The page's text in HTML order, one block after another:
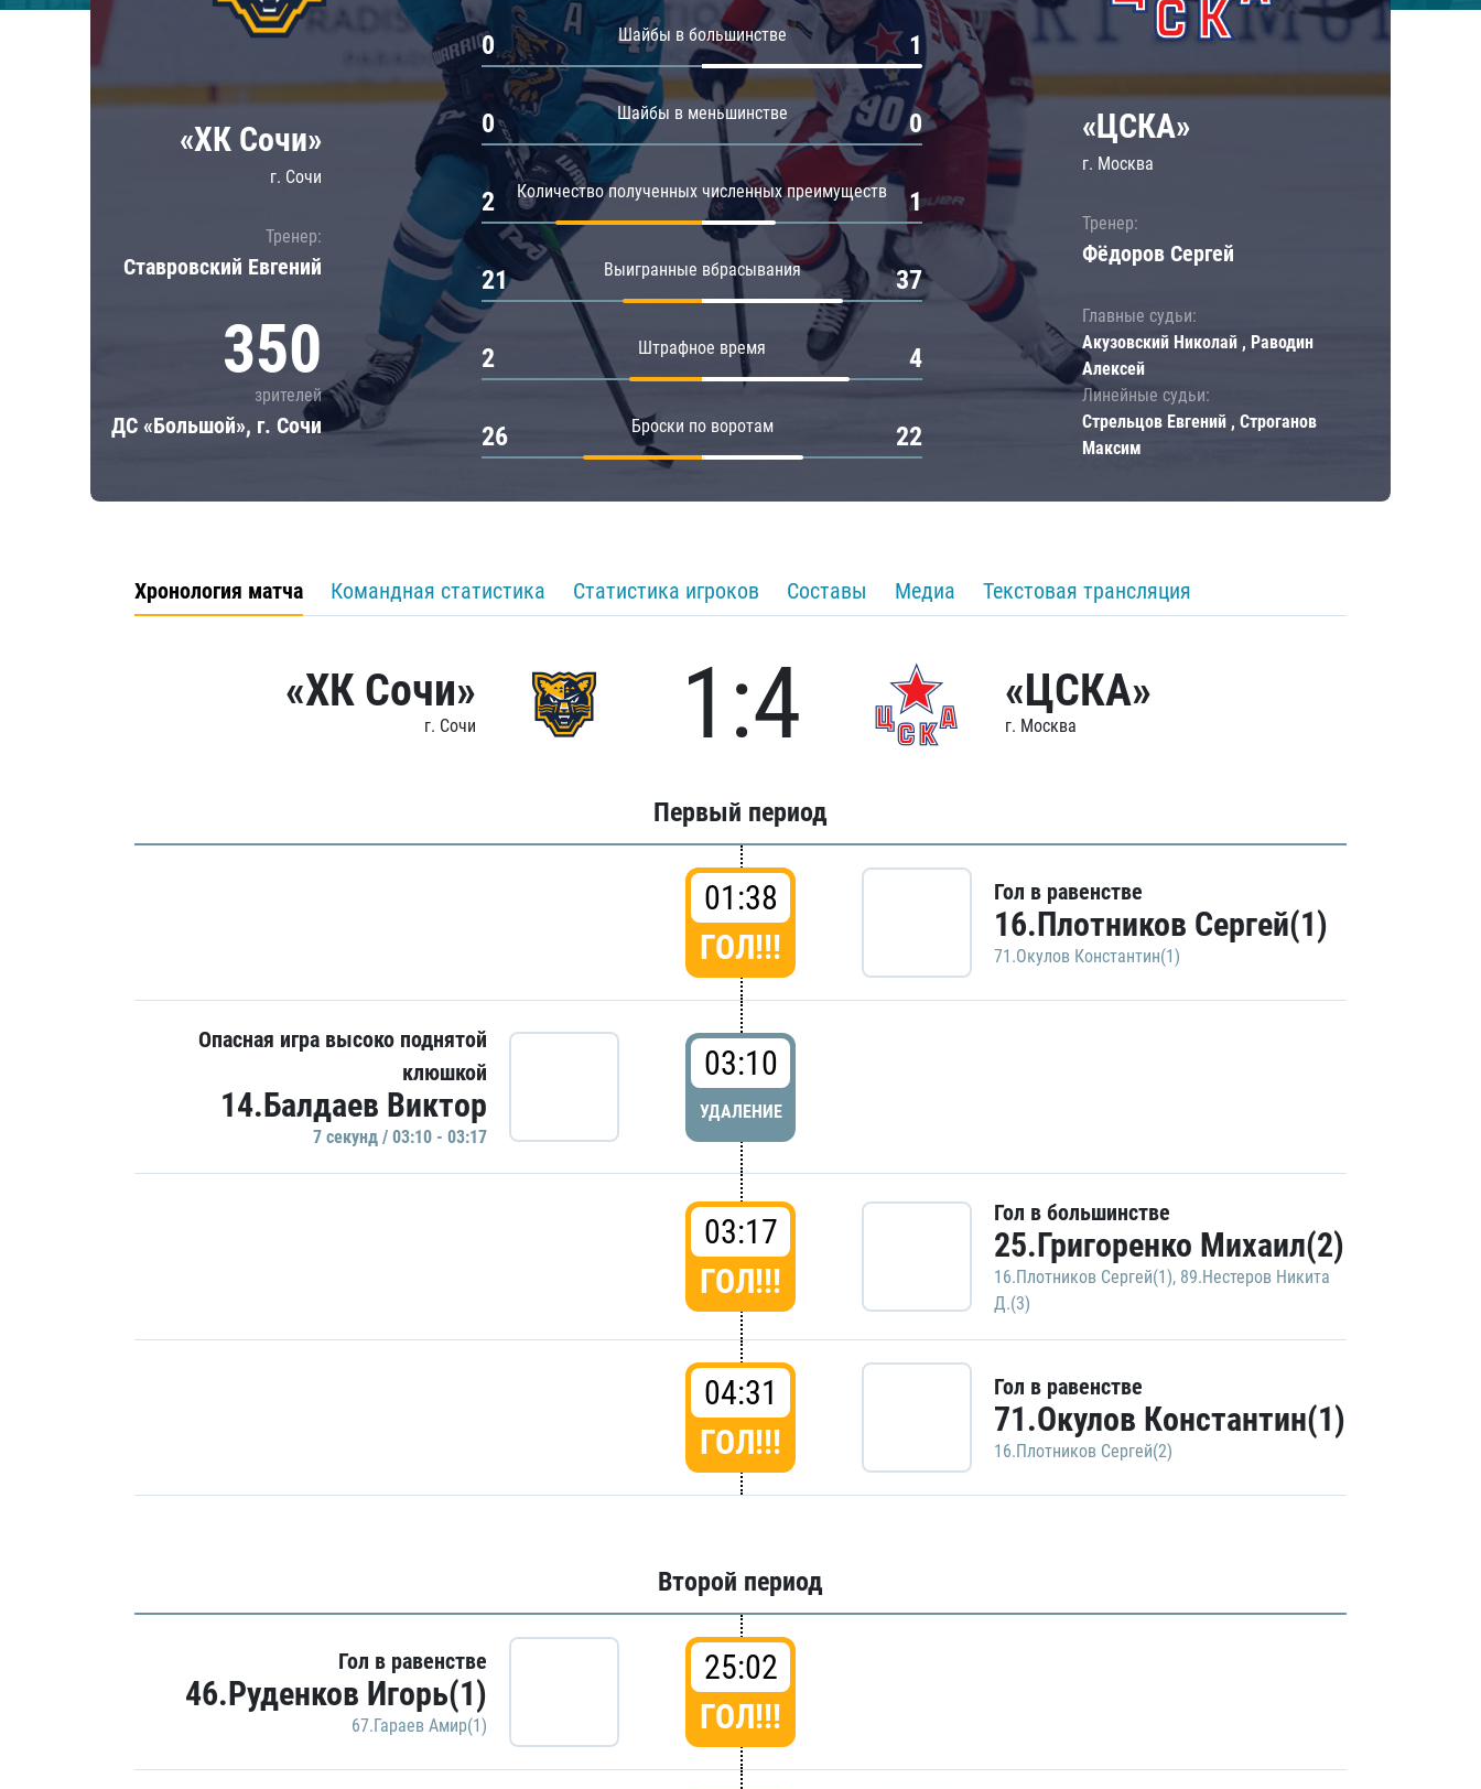
Локомотив
ЦСКА
Шанхайские Драконы
Амур
Барыс
Салават Юлаев
«ХК Сочи»
г. Сочи
Тренер:
Ставровский Евгений
350
зрителей
ДС «Большой», г. Сочи
Шайбы в большинстве
0 1
Шайбы в меньшинстве
0 0
Количество полученных численных преимуществ
2 1
Выигранные вбрасывания
21 37
Штрафное время
2 4
Броски по воротам
26 22
«ЦСКА»
г. Москва
Тренер:
Фёдоров Сергей
Главные судьи:
Акузовский Николай , Раводин
Алексей
Линейные судьи:
Стрельцов Евгений , Строганов
Максим
Хронология матча Командная статистика Статистика игроков Составы Медиа Текстовая трансляция
«ХК Сочи»
г. Сочи 1:4 «ЦСКА»
г. Москва
Первый период
01:38
ГОЛ!!!
Гол в равенстве
16.Плотников Сергей(1)
71.Окулов Константин(1)
Опасная игра высоко поднятой
клюшкой
14.Балдаев Виктор
7 секунд / 03:10 - 03:17
03:10
УДАЛЕНИЕ
03:17
ГОЛ!!!
Гол в большинстве
25.Григоренко Михаил(2)
16.Плотников Сергей(1), 89.Нестеров Никита
Д.(3)
04:31
ГОЛ!!!
Гол в равенстве
71.Окулов Константин(1)
16.Плотников Сергей(2)
Второй период
Гол в равенстве
46.Руденков Игорь(1)
67.Гараев Амир(1)
25:02
ГОЛ!!!